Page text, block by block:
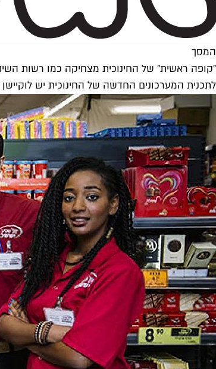
המסך
"קופה ראשית" של החינוכית מצחיקה כמו רשות
לתכנית המערכונים החדשה של החינוכית יש